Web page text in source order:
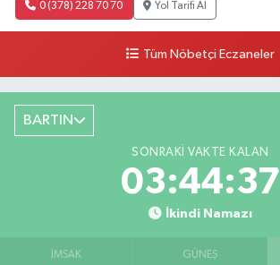
0 (378) 228 70 70 Yol Tarifi Al
Tüm Nöbetçi Eczaneler
BARTIN
SONRAKI VAKTE KALAN
03:44:36
İkindi Namazı
İMSAK GÜNEŞ